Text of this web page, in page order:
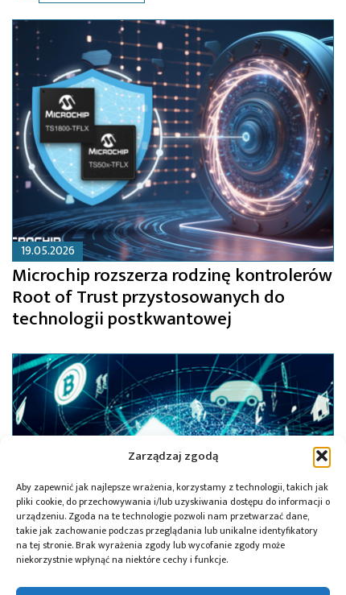
Zarządzaj zgodą
Aby zapewnić jak najlepsze wrażenia, korzystamy z technologii, takich jak
pliki cookie, do przechowywania i/lub uzyskiwania dostępu do informacji o
urządzeniu. Zgoda na te technologie pozwoli nam przetwarzać dane,
takie jak zachowanie podczas przeglądania lub unikalne identyfikatory
na tej stronie. Brak wyrażenia zgody lub wycofanie zgody może
niekorzystnie wpłynąć na niektóre cechy i funkcje.
19.05.2026
Microchip rozszerza rodzinę kontrolerów
Root of Trust przystosowanych do
technologii postkwantowej
07.05.2026